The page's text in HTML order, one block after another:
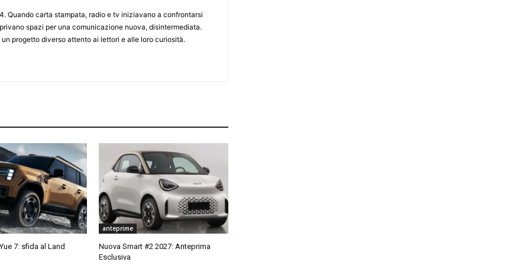
Quando carta stampata, radio e tv iniziavano a confrontarsi
spazi per una comunicazione nuova, disintermediata.
un progetto diverso attento ai lettori e alle loro curiosità.
7: sfida al Land
anteprime
Nuova Smart #2 2027: Anteprima
Esclusiva